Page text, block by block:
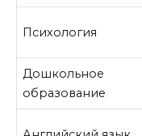
Психология
Дошкольное
образование